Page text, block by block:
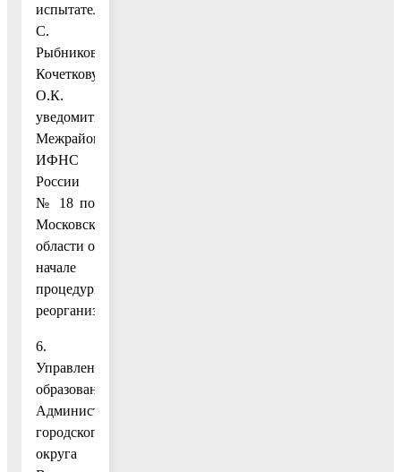
испытателя
С.
Рыбникова»
Кочеткову
О.К.
уведомить
Межрайонную
ИФНС
России
№ 18 по
Московской
области о
начале
процедуры
реорганизации.
6.
Управлению
образования
Администрации
городского
округа